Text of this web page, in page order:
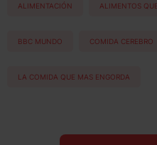
ALIMENTACIÓN ALIMENTOS
BBC MUNDO COMIDA CEREBRO
LA COMIDA QUE MAS ENGORDA